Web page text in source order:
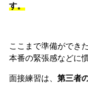
す。
ここまで準備ができ
本番の緊張感などに
面接練習は、 第三者